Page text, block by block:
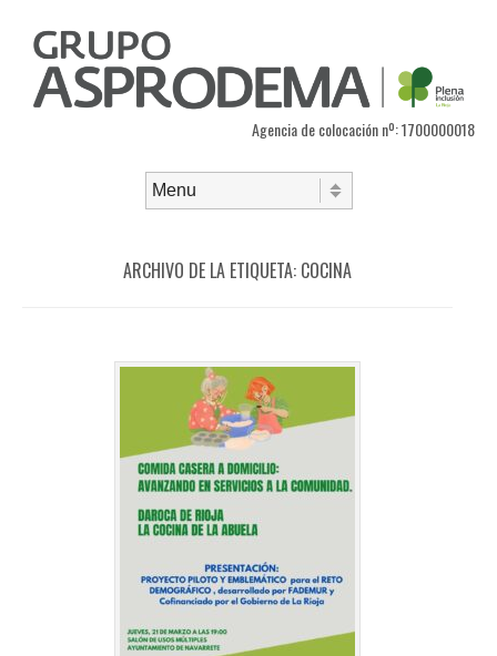
Agencia de colocación nº: 1700000018
ARCHIVO DE LA ETIQUETA: COCINA